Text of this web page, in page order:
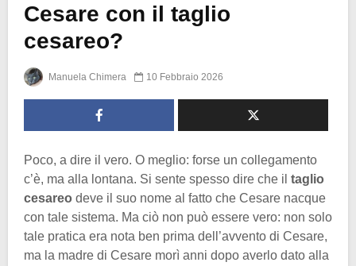
Cesare con il taglio
cesareo?
Manuela Chimera 10 Febbraio 2026
Poco, a dire il vero. O meglio: forse un collegamento
c’è, ma alla lontana. Si sente spesso dire che il taglio
cesareo deve il suo nome al fatto che Cesare nacque
con tale sistema. Ma ciò non può essere vero: non solo
tale pratica era nota ben prima dell’avvento di Cesare,
ma la madre di Cesare morì anni dopo averlo dato alla